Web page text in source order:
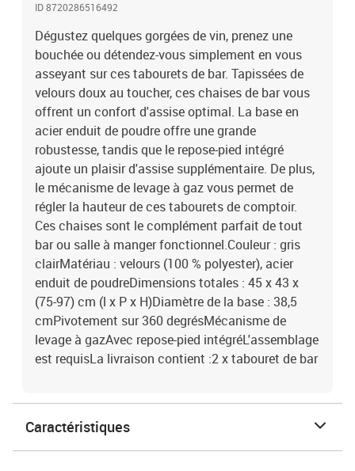
ID 8720286516492
Dégustez quelques gorgées de vin, prenez une
bouchée ou détendez-vous simplement en vous
asseyant sur ces tabourets de bar. Tapissées de
velours doux au toucher, ces chaises de bar vous
offrent un confort d'assise optimal. La base en
acier enduit de poudre offre une grande
robustesse, tandis que le repose-pied intégré
ajoute un plaisir d'assise supplémentaire. De plus,
le mécanisme de levage à gaz vous permet de
régler la hauteur de ces tabourets de comptoir.
Ces chaises sont le complément parfait de tout
bar ou salle à manger fonctionnel.Couleur : gris
clairMatériau : velours (100 % polyester), acier
enduit de poudreDimensions totales : 45 x 43 x
(75-97) cm (l x P x H)Diamètre de la base : 38,5
cmPivotement sur 360 degrésMécanisme de
levage à gazAvec repose-pied intégréL'assemblage
est requisLa livraison contient :2 x tabouret de bar
Caractéristiques